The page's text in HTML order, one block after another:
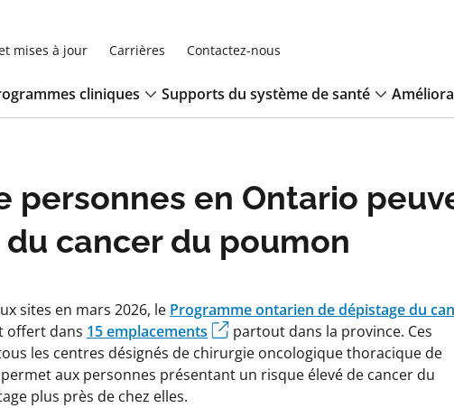
mises à jour Carrières Contactez-nous
cliniques Supports du système de santé
personnes en Ontario
cancer du poumon
sites en mars 2026, le Programme ontarien de dépistage du
offert dans 15 emplacements
partout dans la province. Ces
les centres désignés de chirurgie oncologique thoracique de
aux personnes présentant un risque élevé de cancer du
plus près de chez elles.